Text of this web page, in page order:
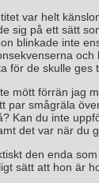
var helt
sig på ett sätt
blinkade inte
och
för de skulle ges
mött förrän jag
par smågräla
Kan du inte
det var när du
den enda
sätt att hon är